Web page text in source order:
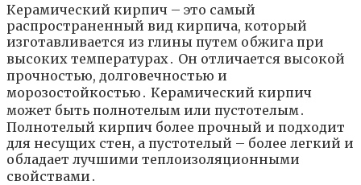
Керамический кирпич – это самый
распространенный вид кирпича, который
изготавливается из глины путем обжига при
высоких температурах․ Он отличается высокой
прочностью, долговечностью и
морозостойкостью․ Керамический кирпич
может быть полнотелым или пустотелым․
Полнотелый кирпич более прочный и подходит
для несущих стен, а пустотелый – более легкий и
обладает лучшими теплоизоляционными
свойствами․